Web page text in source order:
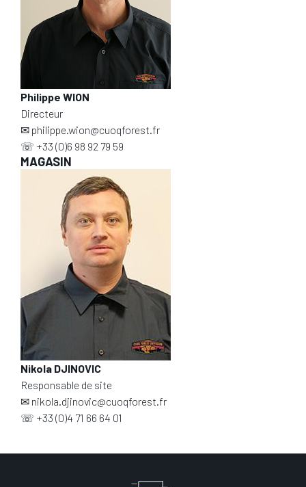
Philippe WION
Directeur
✉ philippe.wion@cuoqforest.fr
☏ +33 (0)6 98 92 79 59
MAGASIN
Nikola DJINOVIC
Responsable de site
✉ nikola.djinovic@cuoqforest.fr
☏ +33 (0)4 71 66 64 01